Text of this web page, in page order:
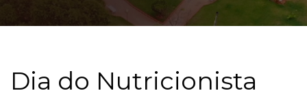
Dia do Nutricionista